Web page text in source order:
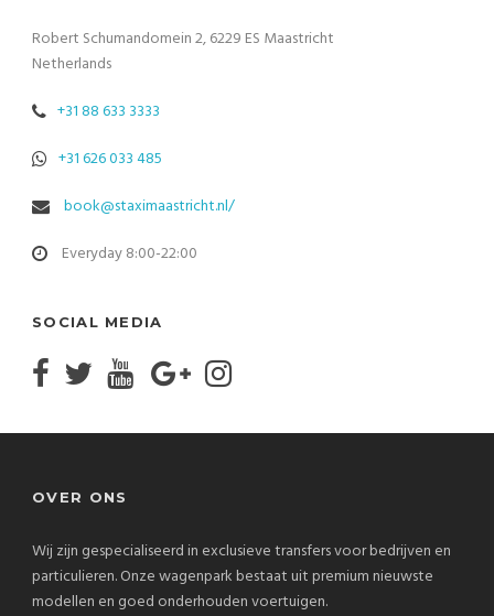
Robert Schumandomein 2, 6229 ES Maastricht
Netherlands
+31 88 633 3333
+31 626 033 485
book@staximaastricht.nl/
Everyday 8:00-22:00
SOCIAL MEDIA
OVER ONS
Wij zijn gespecialiseerd in exclusieve transfers voor bedrijven en
particulieren. Onze wagenpark bestaat uit premium nieuwste
modellen en goed onderhouden voertuigen.